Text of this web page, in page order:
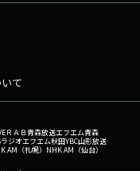
て
ＲＡＢ青森放送エフエム青森
ラジオエフエム秋田YBC山形放送
AM（札幌） NHK AM（仙台）